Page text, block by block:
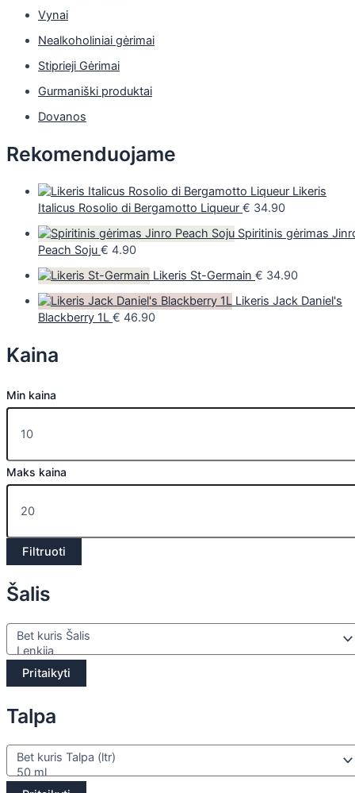
Vynai
Nealkoholiniai gėrimai
Stiprieji Gėrimai
Gurmaniški produktai
Dovanos
Rekomenduojame
Likeris
Italicus Rosolio di Bergamotto Liqueur € 34.90
Spiritinis gėrimas
Peach Soju € 4.90
Likeris St-Germain € 34.90
Likeris Jack Daniel's
Blackberry 1L € 46.90
Kaina
Min kaina
Maks kaina
Filtruoti
Šalis
Pritaikyti
Talpa